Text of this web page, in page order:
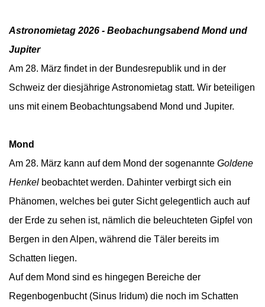
Astronomietag 2026 - Beobachungsabend Mond und
Jupiter
Am 28. März findet in der Bundesrepublik und in der
Schweiz der diesjährige Astronomietag statt. Wir beteiligen
uns mit einem Beobachtungsabend Mond und Jupiter.
Mond
Am 28. März kann auf dem Mond der sogenannte Goldene
Henkel beobachtet werden. Dahinter verbirgt sich ein
Phänomen, welches bei guter Sicht gelegentlich auch auf
der Erde zu sehen ist, nämlich die beleuchteten Gipfel von
Bergen in den Alpen, während die Täler bereits im
Schatten liegen.
Auf dem Mond sind es hingegen Bereiche der
Regenbogenbucht (Sinus Iridum) die noch im Schatten